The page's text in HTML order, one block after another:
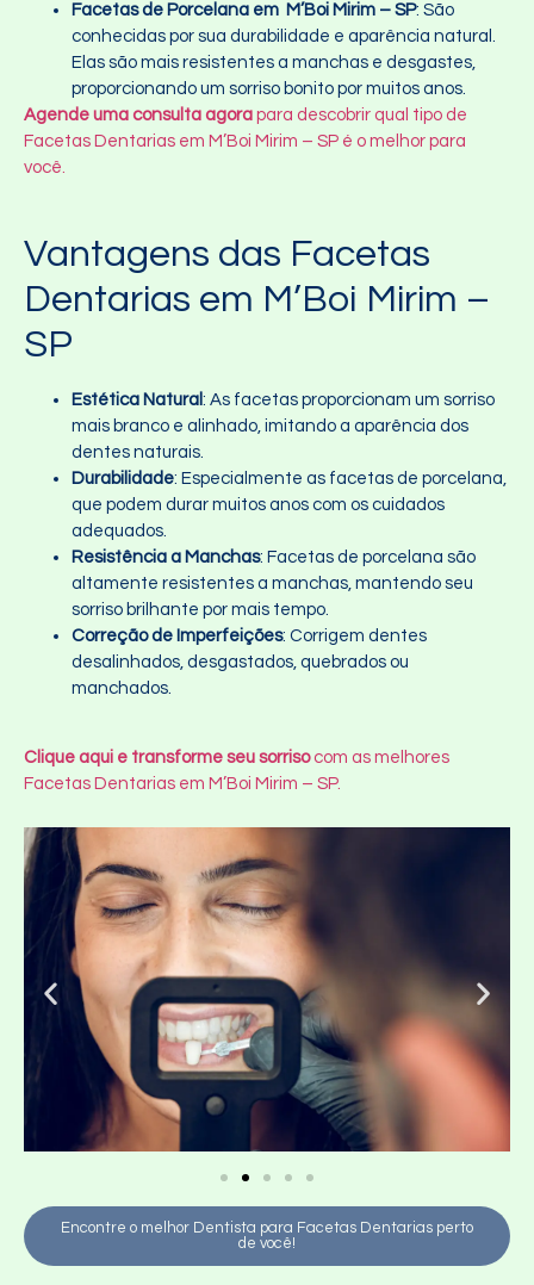
Facetas de Porcelana em M’Boi Mirim – SP: São
conhecidas por sua durabilidade e aparência natural.
Elas são mais resistentes a manchas e desgastes,
proporcionando um sorriso bonito por muitos anos.
Agende uma consulta agora para descobrir qual tipo de
Facetas Dentarias em M’Boi Mirim – SP é o melhor para
você.
Vantagens das Facetas
Dentarias em M’Boi Mirim –
SP
Estética Natural : As facetas proporcionam um sorriso
mais branco e alinhado, imitando a aparência dos
dentes naturais.
Durabilidade: Especialmente as facetas de porcelana,
que podem durar muitos anos com os cuidados
adequados.
Resistência a Manchas: Facetas de porcelana são
altamente resistentes a manchas, mantendo seu
sorriso brilhante por mais tempo.
Correção de Imperfeições: Corrigem dentes
desalinhados, desgastados, quebrados ou
manchados.
Clique aqui e transforme seu sorrisocom as melhores
Facetas Dentarias em M’Boi Mirim – SP.
Encontre o melhor Dentista para Facetas Dentarias perto
de você!